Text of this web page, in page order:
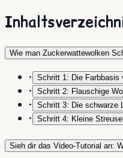
Wie man Zuckerwattewolken
• Schritt 1: Die Farbbasis
• Schritt 2: Flauschige
• Schritt 3: Die schwarze
• Schritt 4: Kleine
Sieh dir das Video-Tutorial an: